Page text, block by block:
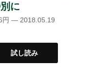
に
円 — 2018.05.19
試し読み